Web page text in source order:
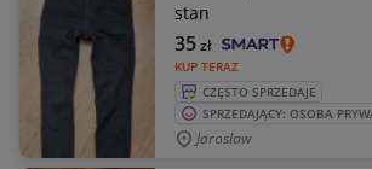
stan
KUP TERAZ
35zł
CZĘSTO SPRZEDAJE
SPRZEDAJĄCY: OSOBA
Jarosław